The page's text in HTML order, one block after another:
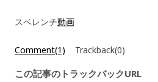
スベレンチ動画
Comment(1) Trackback(0)
この記事のトラックバックURL